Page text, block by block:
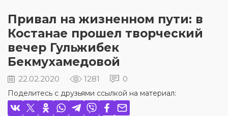
Привал на жизненном пути: в
Костанае прошел творческий
вечер Гульжибек
Бекмухамедовой
22.02.2020 1281 0
Поделитесь с друзьями ссылкой на материал: